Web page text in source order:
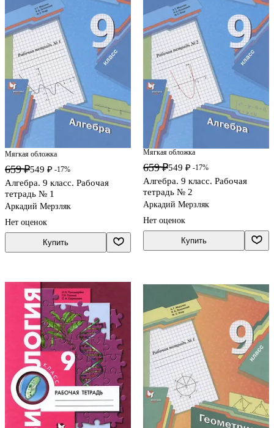
Мягкая обложка
659 ₽549 ₽ -17%
Алгебра. 9 класс. Рабочая
тетрадь № 1
Аркадий Мерзляк
Нет оценок
Купить
Мягкая обложка
659 ₽549 ₽ -17%
Алгебра. 9 класс. Рабочая
тетрадь № 2
Аркадий Мерзляк
Нет оценок
Купить